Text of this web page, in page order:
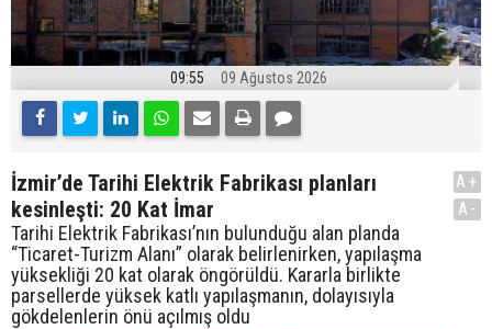
09:55 09 Ağustos 2026
İzmir’de Tarihi Elektrik Fabrikası planları
kesinleşti: 20 Kat İmar
Tarihi Elektrik Fabrikası’nın bulunduğu alan planda
“Ticaret-Turizm Alanı” olarak belirlenirken, yapılaşma
yüksekliği 20 kat olarak öngörüldü. Kararla birlikte
parsellerde yüksek katlı yapılaşmanın, dolayısıyla
gökdelenlerin önü açılmış oldu
A+
A-